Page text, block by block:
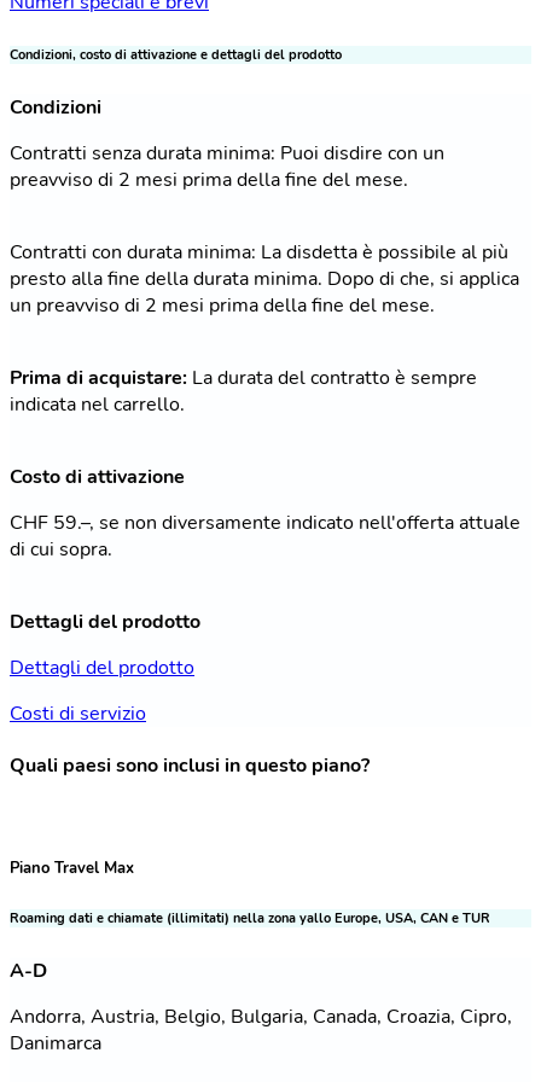
Condizioni, costo di attivazione e dettagli del prodotto
Condizioni
Contratti senza durata minima: Puoi disdire con un
preavviso di 2 mesi prima della fine del mese.
Contratti con durata minima: La disdetta è possibile al più
presto alla fine della durata minima. Dopo di che, si applica
un preavviso di 2 mesi prima della fine del mese.
Prima di acquistare: La durata del contratto è sempre
indicata nel carrello.
Costo di attivazione
CHF 59.–, se non diversamente indicato nell'offerta attuale
di cui sopra.
Dettagli del prodotto
Dettagli del prodotto
Costi di servizio
Quali paesi sono inclusi in questo piano?
Piano Travel Max
Roaming dati e chiamate (illimitati) nella zona yallo Europe, USA, CAN e TUR
A-D
Andorra, Austria, Belgio, Bulgaria, Canada, Croazia, Cipro,
Danimarca